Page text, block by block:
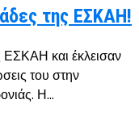
της ΕΣΚΑΗ!
ΕΣΚΑΗ και έκλεισαν
του στην
Η...